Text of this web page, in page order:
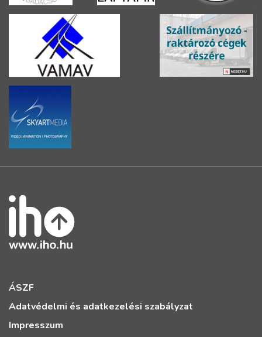
ÁSZF
Adatvédelmi és adatkezelési szabályzat
Impresszum